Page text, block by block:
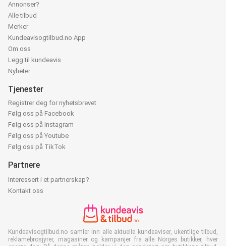
Annonser?
Alle tilbud
Merker
Kundeavisogtilbud.no App
Om oss
Legg til kundeavis
Nyheter
Tjenester
Registrer deg for nyhetsbrevet
Følg oss på Facebook
Følg oss på Instagram
Følg oss på Youtube
Følg oss på TikTok
Partnere
Interessert i et partnerskap?
Kontakt oss
Kundeavisogtilbud.no samler inn alle aktuelle kundeaviser, ukentlige tilbud,
reklamebrosjyrer, magasiner og kampanjer fra alle Norges butikker, hver